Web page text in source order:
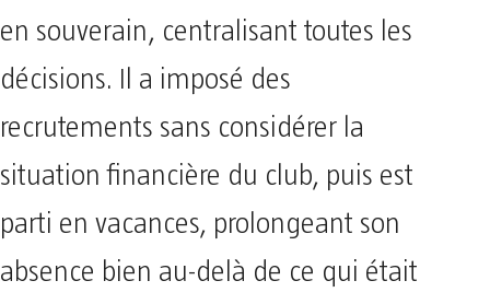
en souverain, centralisant toutes les
décisions. Il a imposé des
recrutements sans considérer la
situation financière du club, puis est
parti en vacances, prolongeant son
absence bien au-delà de ce qui était